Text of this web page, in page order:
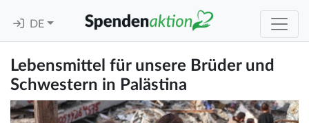
DE
Lebensmittel für unsere Brüder und
Schwestern in Palästina